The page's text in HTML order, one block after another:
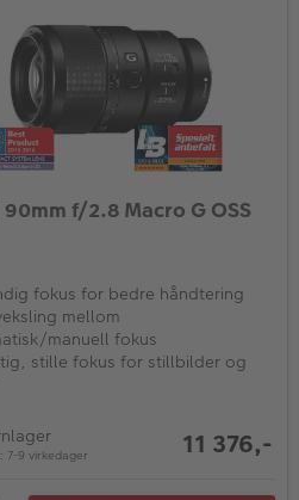
90mm f/2.8 Macro G OSS
fokus for bedre håndtering
mellom
manuell fokus
stille fokus for stillbilder og
7-9 virkedager 11 376,-